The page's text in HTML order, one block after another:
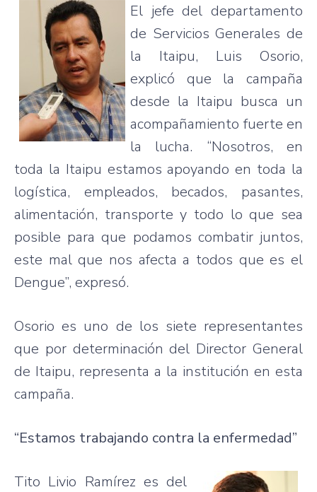
El jefe del departamento
de Servicios Generales de
la Itaipu, Luis Osorio,
explicó que la campaña
desde la Itaipu busca un
acompañamiento fuerte en
la lucha. “Nosotros, en
toda la Itaipu estamos apoyando en toda la
logística, empleados, becados, pasantes,
alimentación, transporte y todo lo que sea
posible para que podamos combatir juntos,
este mal que nos afecta a todos que es el
Dengue”, expresó.
Osorio es uno de los siete representantes
que por determinación del Director General
de Itaipu, representa a la institución en esta
campaña.
“Estamos trabajando contra la enfermedad”
Tito Livio Ramírez es del